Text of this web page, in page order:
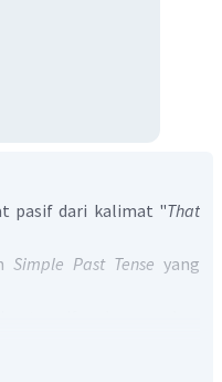
pasif dari kalimat "That
Simple Past Tense yang
subjek pada kalimat